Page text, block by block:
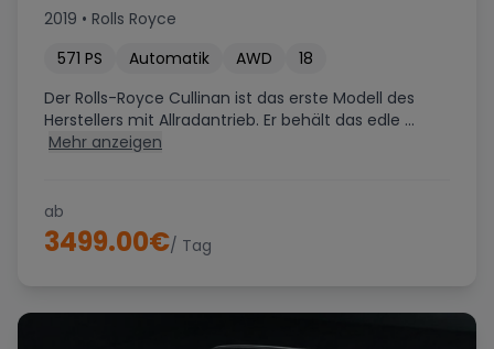
2019 • Rolls Royce
571 PS Automatik AWD
18
Der Rolls-Royce Cullinan ist das erste Modell des
Herstellers mit Allradantrieb. Er behält das edle ...
Mehr anzeigen
ab
3499.00€/ Tag